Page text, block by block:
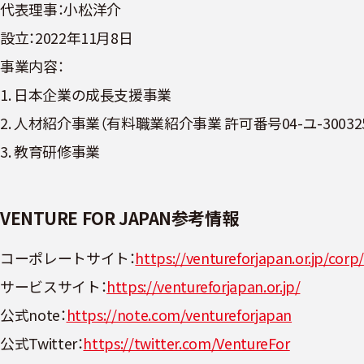
代表理事：小松洋介
設立：2022年11月8日
事業内容：
1. ⽇本企業の成⻑⽀援事業
2. ⼈材紹介事業（有料職業紹介事業 許可番号04-ユ-
3. 教育研修事業
VENTURE FOR JAPAN参考情報
コーポレートサイト：https://ventureforjapan.or.jp/corp/
サービスサイト：https://ventureforjapan.or.jp/
公式note：https://note.com/ventureforjapan
公式Twitter：https://twitter.com/VentureFor